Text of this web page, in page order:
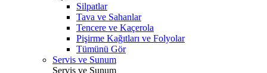
Silpatlar
Tava ve Sahanlar
Tencere ve Kaçerola
Pişirme Kağıtları ve Folyolar
Tümünü Gör
Servis ve Sunum
Servis ve Sunum